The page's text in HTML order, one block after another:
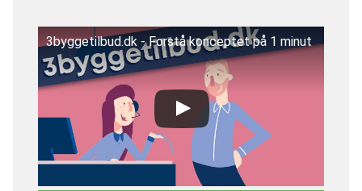
3byggetilbud.dk - Forstå konceptet på 1 minut